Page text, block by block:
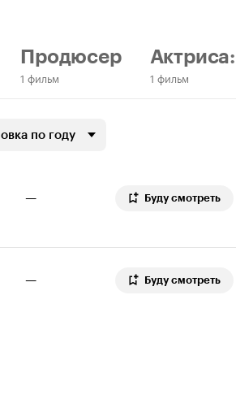
Продюсер
1 фильм
Актриса:
1 фильм
по году
— Буду смотреть
— Буду смотреть